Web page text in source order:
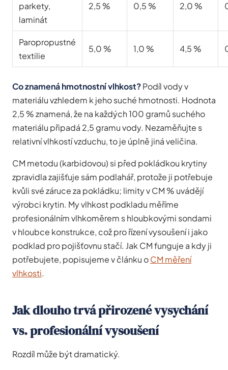
parkety,
laminát
2,5 % 0,5 % 2,0 %
Paropropustné
textilie
5,0 % 1,0 % 4,5 %
Co znamená hmotnostní vlhkost?Podíl vody v
materiálu vzhledem k jeho suché hmotnosti. Hodnota
2,5 % znamená, že na každých 100 gramů suchého
materiálu připadá 2,5 gramu vody. Nezaměňujte s
relativní vlhkostí vzduchu, to je úplně jiná veličina.
CM metodu (karbidovou) si před pokládkou krytiny
zpravidla zajišťuje sám podlahář, protože ji potřebuje
kvůli své záruce za pokládku; limity v CM % uvádějí
výrobci krytin. My vlhkost podkladu měříme
profesionálním vlhkoměrem s hloubkovými sondami
v hloubce konstrukce, což pro řízení vysoušení i jako
podklad pro pojišťovnu stačí. Jak CM funguje a kdy ji
potřebujete, popisujeme v článku oCM měření
vlhkosti.
Jak dlouho trvá přirozené vysychání
vs. profesionální vysoušení
Rozdíl může být dramatický.